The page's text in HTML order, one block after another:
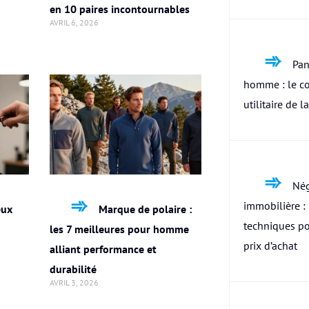
en 10 paires incontournables
AVRIL 6, 2026
Marque de polaire :
les 7 meilleures pour homme
alliant performance et
durabilité
AVRIL 3, 2026
homme : le
utilitaire de
immobilière :
techniques
prix d’achat